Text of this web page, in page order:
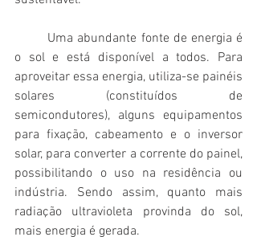
o sol e está disponível a todos. Para
aproveitar essa energia, utiliza-se painéis
solares (constituídos de
semicondutores), alguns equipamentos
para fixação, cabeamento e o inversor
solar, para converter a corrente do painel,
possibilitando o uso na residência ou
indústria. Sendo assim, quanto mais
radiação ultravioleta provinda do sol,
mais energia é gerada.